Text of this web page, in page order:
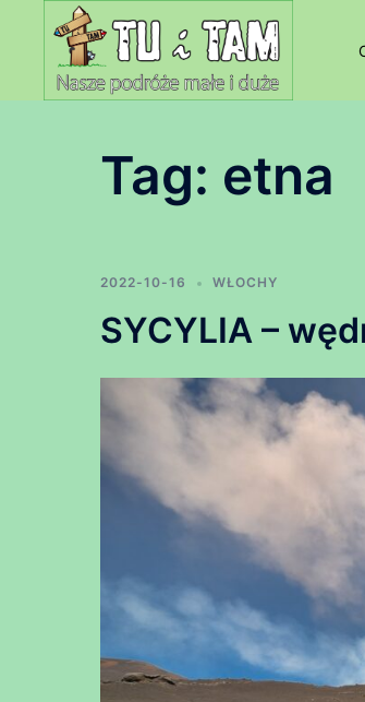
Tag: etna
2022-10-16 WŁOCHY
SYCYLIA –